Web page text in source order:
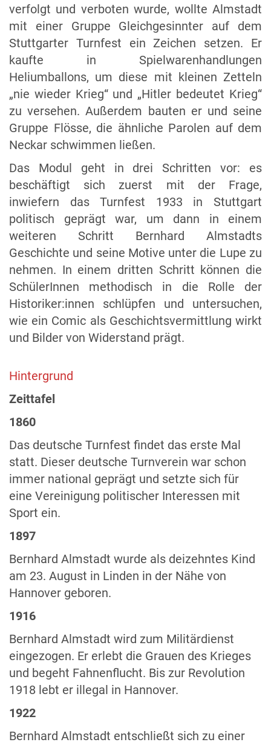
verfolgt und verboten wurde, wollte Almstadt
mit einer Gruppe Gleichgesinnter auf dem
Stuttgarter Turnfest ein Zeichen setzen. Er
kaufte in Spielwarenhandlungen
Heliumballons, um diese mit kleinen Zetteln
„nie wieder Krieg“ und „Hitler bedeutet Krieg“
zu versehen. Außerdem bauten er und seine
Gruppe Flösse, die ähnliche Parolen auf dem
Neckar schwimmen ließen.
Das Modul geht in drei Schritten vor: es
beschäftigt sich zuerst mit der Frage,
inwiefern das Turnfest 1933 in Stuttgart
politisch geprägt war, um dann in einem
weiteren Schritt Bernhard Almstadts
Geschichte und seine Motive unter die Lupe zu
nehmen. In einem dritten Schritt können die
SchülerInnen methodisch in die Rolle der
Historiker:innen schlüpfen und untersuchen,
wie ein Comic als Geschichtsvermittlung wirkt
und Bilder von Widerstand prägt.
Hintergrund
Zeittafel
1860
Das deutsche Turnfest findet das erste Mal
statt. Dieser deutsche Turnverein war schon
immer national geprägt und setzte sich für
eine Vereinigung politischer Interessen mit
Sport ein.
1897
Bernhard Almstadt wurde als deizehntes Kind
am 23. August in Linden in der Nähe von
Hannover geboren.
1916
Bernhard Almstadt wird zum Militärdienst
eingezogen. Er erlebt die Grauen des Krieges
und begeht Fahnenflucht. Bis zur Revolution
1918 lebt er illegal in Hannover.
1922
Bernhard Almstadt entschließt sich zu einer